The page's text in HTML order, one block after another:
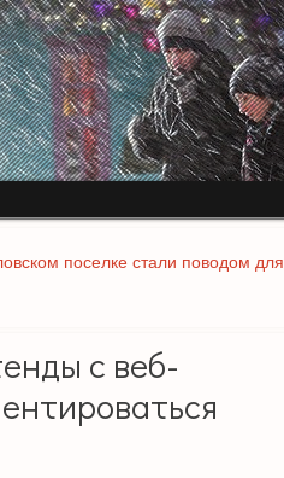
поселке стали поводом для
с веб-